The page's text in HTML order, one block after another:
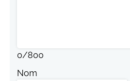
0/800
Nom